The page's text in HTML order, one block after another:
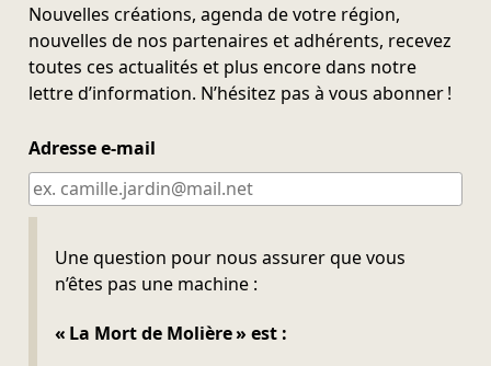
Nouvelles créations, agenda de votre région,
nouvelles de nos partenaires et adhérents, recevez
toutes ces actualités et plus encore dans notre
lettre d’information. N’hésitez pas à vous abonner !
Adresse e-mail
Une question pour nous assurer que vous
n’êtes pas une machine :
« La Mort de Molière » est :
Ne pas remplir